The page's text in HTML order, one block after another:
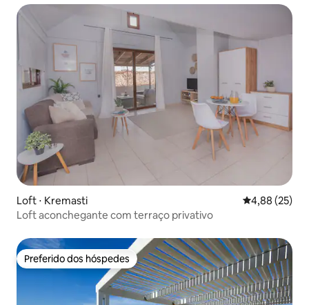
Loft ⋅ Kremasti 4,88 de uma
4,88 (25)
Loft aconchegante com terraço privativo
Preferido dos hóspedes
Preferido dos hóspedes